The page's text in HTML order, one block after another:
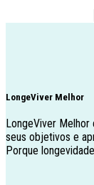
LongeViver Melhor
LongeViver
seus objetivos e
Porque